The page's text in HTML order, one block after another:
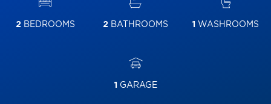
2BEDROOMS 2BATHROOMS 1 WASHROOMS
1 GARAGE